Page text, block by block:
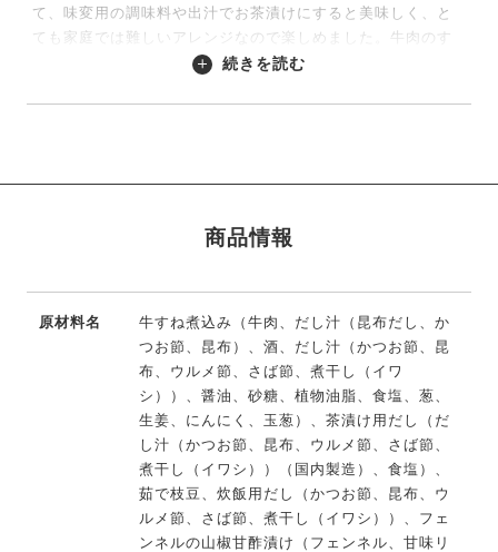
て、味変用の調味料や出汁でお茶漬けにすると美味しく、と
ても家庭では難しいアレンジなので楽しめました。牛肉のす
じが少し硬くて食べにくいのが残念。炊飯器に投入する前
2026/07/21
続きを読む
商品情報
原材料名
牛すね煮込み（牛肉、だし汁（昆布だし、か
つお節、昆布）、酒、だし汁（かつお節、昆
布、ウルメ節、さば節、煮干し（イワ
シ））、醤油、砂糖、植物油脂、食塩、葱、
生姜、にんにく、玉葱）、茶漬け用だし（だ
し汁（かつお節、昆布、ウルメ節、さば節、
煮干し（イワシ））（国内製造）、食塩）、
茹で枝豆、炊飯用だし（かつお節、昆布、ウ
ルメ節、さば節、煮干し（イワシ））、フェ
ンネルの山椒甘酢漬け（フェンネル、甘味リ